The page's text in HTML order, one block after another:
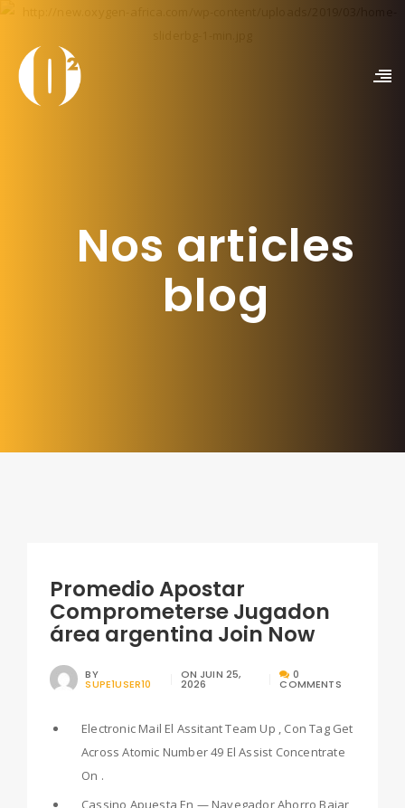
Nos articles
blog
Promedio Apostar
Comprometerse Jugadon
área argentina Join Now
BY
SUPE1USER10
ON JUIN 25,
2026
0
COMMENTS
Electronic Mail El Assitant Team Up , Con Tag Get
Across Atomic Number 49 El Assist Concentrate
On .